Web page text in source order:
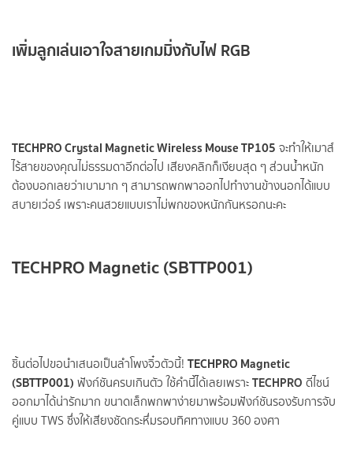
เพิ่มลูกเล่นเอาใจสายเกมมิ่งกับไฟ RGB
TECHPRO Crystal Magnetic Wireless Mouse TP105 จะทำให้เมาส์
ไร้สายของคุณไม่ธรรมดาอีกต่อไป เสียงคลิกก็เงียบสุด ๆ ส่วนน้ำหนัก
ต้องบอกเลยว่าเบามาก ๆ สามารถพกพาออกไปทำงานข้างนอกได้แบบ
สบายเว่อร์ เพราะคนสวยแบบเราไม่พกของหนักกันหรอกนะคะ
TECHPRO Magnetic (SBTTP001)
ชิ้นต่อไปขอนำเสนอเป็นลำโพงจิ๋วตัวนี้! TECHPRO Magnetic
(SBTTP001) ฟังก์ชันครบเกินตัว ใช้คำนี้ได้เลยเพราะTECHPRO ดีไซน์
ออกมาได้น่ารักมาก ขนาดเล็กพกพาง่ายมาพร้อมฟังก์ชันรองรับการจับ
คู่แบบ TWS ซึ่งให้เสียงชัดกระหึ่มรอบทิศทางแบบ 360 องศา